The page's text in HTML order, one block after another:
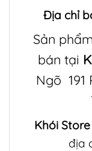
Địa chỉ
Sản phẩm
bán tại
Ngõ 191
Khói Store
địa